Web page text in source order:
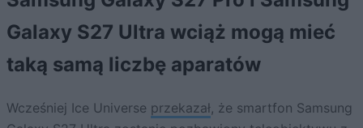
Galaxy S27 Ultra wciąż mogą mieć
taką samą liczbę aparatów
Wcześniej Ice Universe przekazał, że smartfon Samsung